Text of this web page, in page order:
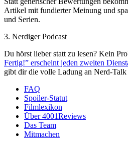
Artikel mit fundierter Meinung und
und Serien.
3. Nerdiger Podcast
Du hörst lieber statt zu lesen? Kein
Fertig!” erscheint jeden zweiten
gibt dir die volle Ladung an Nerd-
FAQ
Spoiler-Statut
Filmlexikon
Über 4001Reviews
Das Team
Mitmachen